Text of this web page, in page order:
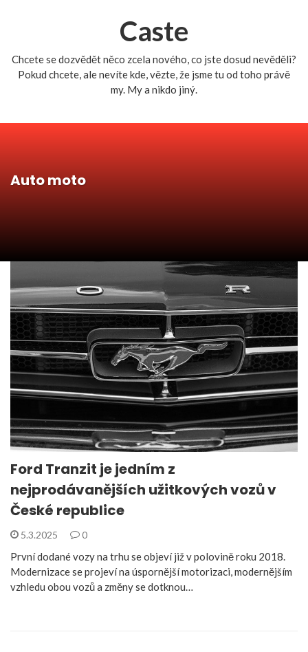
Caste
Chcete se dozvědět něco zcela nového, co jste dosud nevěděli?
Pokud chcete, ale nevíte kde, vězte, že jsme tu od toho právě
my. My a nikdo jiný.
Auto moto
Ford Tranzit je jedním z
nejprodávanějších užitkových vozů v
České republice
5.3.2025 0
První dodané vozy na trhu se objeví již v polovině roku 2018.
Modernizace se projeví na úspornější motorizaci, modernějším
vzhledu obou vozů a změny se dotknou…